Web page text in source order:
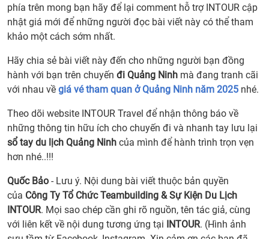
phía trên mong bạn hãy để lại comment hỗ trợ INTOUR cập
nhật giá mới để những người đọc bài viết này có thể tham
khảo một cách sớm nhất.
Hãy chia sẻ bài viết này đến cho những người bạn đồng
hành với bạn trên chuyến đi Quảng Ninh mà đang tranh cãi
với nhau về giá vé tham quan ở Quảng Ninh năm 2025 nhé.
Theo dõi website INTOUR Travel để nhận thông báo về
những thông tin hữu ích cho chuyến đi và nhanh tay lưu lại
sổ tay du lịch Quảng Ninh của mình để hành trình trọn vẹn
hơn nhé..!!!
Quốc Bảo - Lưu ý. Nội dung bài viết thuộc bản quyền
của Công Ty Tổ Chức Teambuilding & Sự Kiện Du Lịch
INTOUR. Mọi sao chép cần ghi rõ nguồn, tên tác giả, cùng
với liên kết về nội dung tương ứng tại INTOUR. (Hình ảnh